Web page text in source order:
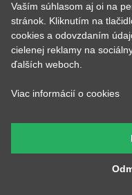
SOCIÁLNE SIETE
Vaším súhlasom aj oi na
stránok. Kliknutím na
cookies a odovzdaním
cielenej reklamy na
ďalších weboch.
Viac informácií o cookies